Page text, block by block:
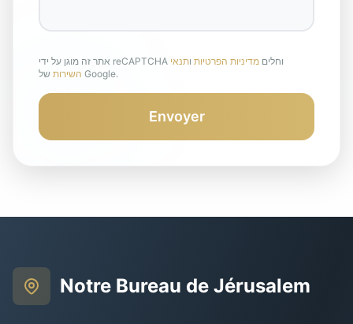
אתר זה מוגן על ידי reCAPTCHA וחלים מדיניות הפרטיות ותנאי
השירות של Google.
Envoyer
Notre Bureau de Jérusalem